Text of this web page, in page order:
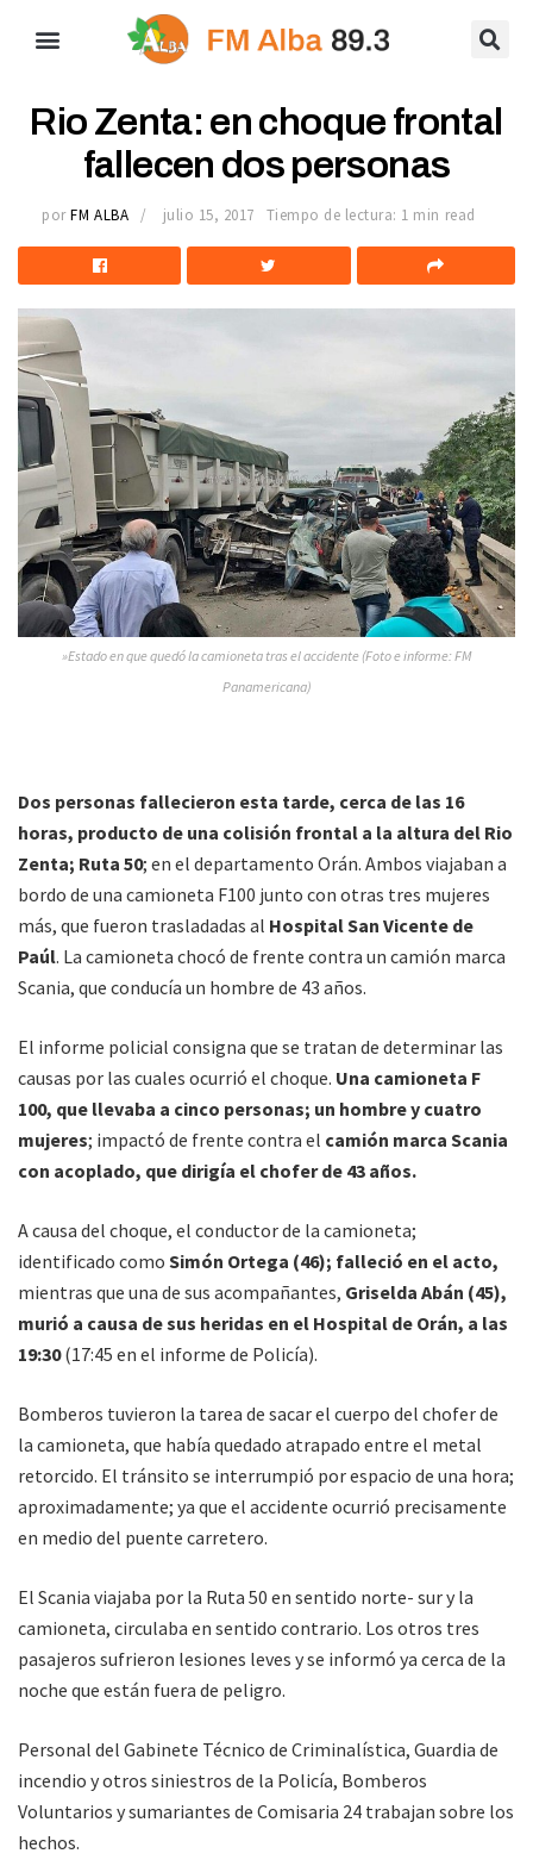
Rio Zenta: en choque frontal
fallecen dos personas
por FM ALBA julio 15, 2017 Tiempo de lectura: 1 min read
»Estado en que quedó la camioneta tras el accidente (Foto e informe: FM
Panamericana)
Dos personas fallecieron esta tarde, cerca de las 16
horas, producto de una colisión frontal a la altura del Rio
Zenta; Ruta 50; en el departamento Orán. Ambos viajaban a
bordo de una camioneta F100 junto con otras tres mujeres
más, que fueron trasladadas al Hospital San Vicente de
Paúl. La camioneta chocó de frente contra un camión marca
Scania, que conducía un hombre de 43 años.
El informe policial consigna que se tratan de determinar las
causas por las cuales ocurrió el choque. Una camioneta F
100, que llevaba a cinco personas; un hombre y cuatro
mujeres; impactó de frente contra el camión marca Scania
con acoplado, que dirigía el chofer de 43 años.
A causa del choque, el conductor de la camioneta;
identificado como Simón Ortega (46); falleció en el acto,
mientras que una de sus acompañantes, Griselda Abán (45),
murió a causa de sus heridas en el Hospital de Orán, a las
19:30(17:45 en el informe de Policía).
Bomberos tuvieron la tarea de sacar el cuerpo del chofer de
la camioneta, que había quedado atrapado entre el metal
retorcido. El tránsito se interrumpió por espacio de una hora;
aproximadamente; ya que el accidente ocurrió precisamente
en medio del puente carretero.
El Scania viajaba por la Ruta 50 en sentido norte- sur y la
camioneta, circulaba en sentido contrario. Los otros tres
pasajeros sufrieron lesiones leves y se informó ya cerca de la
noche que están fuera de peligro.
Personal del Gabinete Técnico de Criminalística, Guardia de
incendio y otros siniestros de la Policía, Bomberos
Voluntarios y sumariantes de Comisaria 24 trabajan sobre los
hechos.